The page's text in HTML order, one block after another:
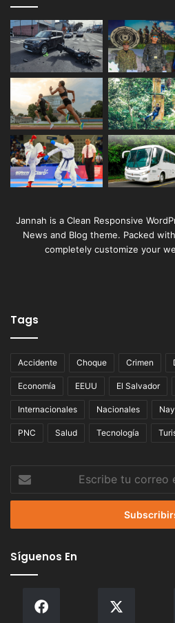
Jannah is a Clean Responsive
News and Blog theme. Packed
completely customize your
Tags
Accidente Choque Crimen
Economía EEUU El Salvador
Internacionales Nacionales
PNC Salud Tecnología
tu
correo
Síguenos En